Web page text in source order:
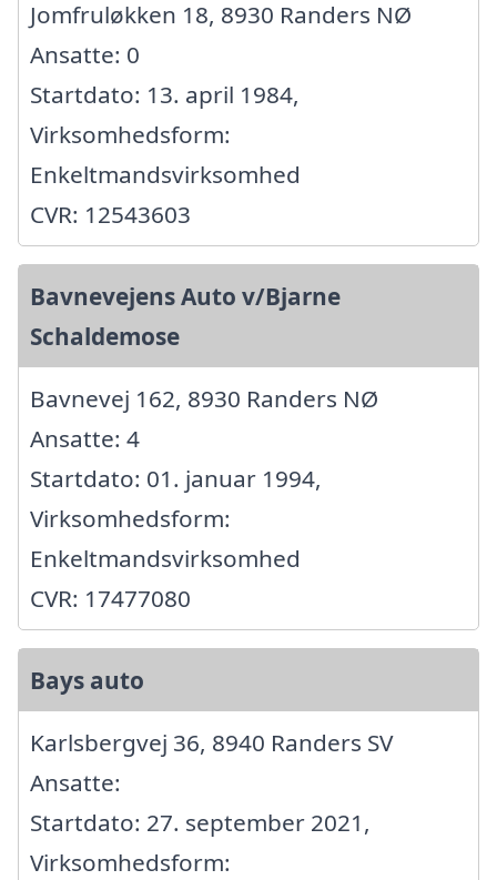
Jomfruløkken 18, 8930 Randers NØ
Ansatte: 0
Startdato: 13. april 1984,
Virksomhedsform:
Enkeltmandsvirksomhed
CVR: 12543603
Bavnevejens Auto v/Bjarne
Schaldemose
Bavnevej 162, 8930 Randers NØ
Ansatte: 4
Startdato: 01. januar 1994,
Virksomhedsform:
Enkeltmandsvirksomhed
CVR: 17477080
Bays auto
Karlsbergvej 36, 8940 Randers SV
Ansatte:
Startdato: 27. september 2021,
Virksomhedsform: